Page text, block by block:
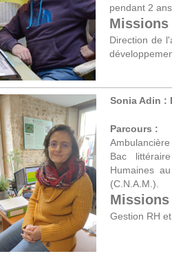
pendant 2
Missions
Direction de
Sonia Adin :
Parcours :
Bac
Humaines
(C.N.A.M.).
Missions
Gestion RH